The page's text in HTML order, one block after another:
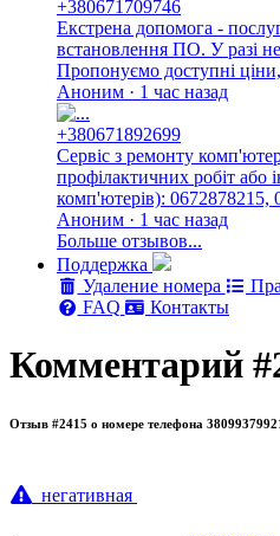
+380671709746
Екстрена допомога -
встановлення ПО. У разі
Пропонуємо доступні
Аноним · 1 час назад
+380671892699
Сервіс з ремонту
профілактичних робіт або
комп'ютерів): 0672878215,
Аноним · 1 час назад
Больше отзывов...
Поддержка
Удаление номера
FAQ
Контакты
Комментарий
Отзыв #2415 о номере телефона
негативная